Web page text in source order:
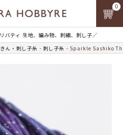
バティ 生地、編み物、刺繍、刺し子／
0
ん・刺し子糸 刺し子糸 Sparkle Sashiko